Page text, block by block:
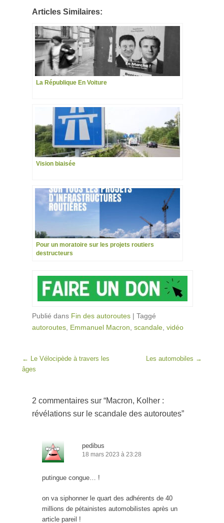
Articles Similaires:
La République En Voiture
Vision biaisée
Pour un moratoire sur les projets routiers
destructeurs
Publié dans Fin des autoroutes | Taggé
autoroutes Emmanuel Macron scandale vidéo
Post navigation
←
Le Vélocipède à travers les
âges
Les automobiles →
2 commentaires sur “Macron, Kolher :
révélations sur le scandale des autoroutes”
pedibus
18 mars 2023 à 23:28
putingue congue… !
on va siphonner le quart des adhérents de 40
millions de pétainistes automobilistes après un
article pareil !